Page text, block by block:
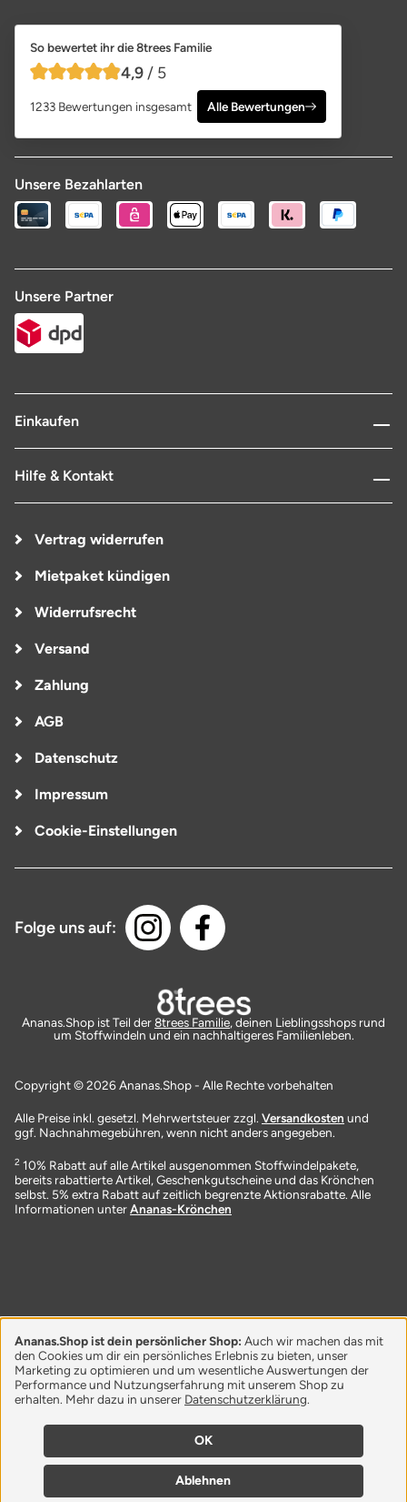
So bewertet ihr die 8trees Familie
4,9 von 5 Sternen
4,9 / 5
1233 Bewertungen insgesamt Alle Bewertungen
Unsere Bezahlarten
Unsere Partner
Einkaufen
Hilfe & Kontakt
Vertrag widerrufen
Mietpaket kündigen
Widerrufsrecht
Versand
Zahlung
AGB
Datenschutz
Impressum
Cookie-Einstellungen
Folge uns auf:
Ananas.Shop ist Teil der8trees Familie, deinen Lieblingsshops rund
um Stoffwindeln und ein nachhaltigeres Familienleben.
Copyright © 2026 Ananas.Shop - Alle Rechte vorbehalten
Alle Preise inkl. gesetzl. Mehrwertsteuer zzgl. Versandkosten und
ggf. Nachnahmegebühren, wenn nicht anders angegeben.
2 10% Rabatt auf alle Artikel ausgenommen Stoffwindelpakete,
bereits rabattierte Artikel, Geschenkgutscheine und das Krönchen
selbst. 5% extra Rabatt auf zeitlich begrenzte Aktionsrabatte. Alle
Informationen unterAnanas-Krönchen
Ananas.Shop ist dein persönlicher Shop: Auch wir machen das mit
den Cookies um dir ein persönliches Erlebnis zu bieten, unser
Marketing zu optimieren und um wesentliche Auswertungen der
Performance und Nutzungserfahrung mit unserem Shop zu
erhalten. Mehr dazu in unserer Datenschutzerklärung.
OK
Ablehnen